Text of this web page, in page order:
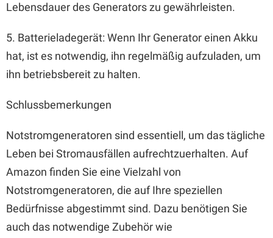
Lebensdauer des Generators zu gewährleisten.
5. Batterieladegerät: Wenn Ihr Generator einen Akku
hat, ist es notwendig, ihn regelmäßig aufzuladen, um
ihn betriebsbereit zu halten.
Schlussbemerkungen
Notstromgeneratoren sind essentiell, um das tägliche
Leben bei Stromausfällen aufrechtzuerhalten. Auf
Amazon finden Sie eine Vielzahl von
Notstromgeneratoren, die auf Ihre speziellen
Bedürfnisse abgestimmt sind. Dazu benötigen Sie
auch das notwendige Zubehör wie